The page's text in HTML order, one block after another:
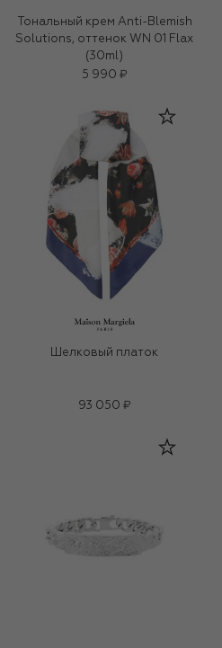
Тональный крем Anti-Blemish
Solutions, оттенок WN 01 Flax
(30ml)
5 990 ₽
Шелковый платок
93 050 ₽